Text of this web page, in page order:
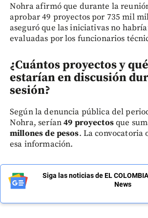
Nohra afirmó que durante la
aprobar 49 proyectos por 735 mil
aseguró que las iniciativas no
evaluadas por los funcionarios
¿Cuántos proyectos y
estarían en discusión
sesión?
Según la denuncia pública del
Nohra, serían49 proyectosque
millones de pesos. La
esa información.
Siga las noticias de EL
News